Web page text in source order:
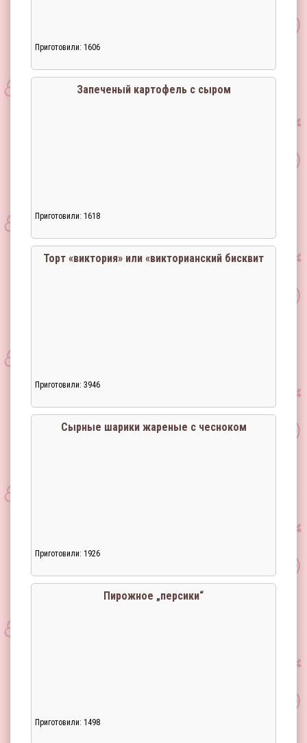
Приготовили: 1606
Запеченый картофель с сыром
Приготовили: 1618
Торт «виктория» или «викторианский бисквит
Приготовили: 3946
Сырные шарики жареные с чесноком
Приготовили: 1926
Пирожное „персики“
Приготовили: 1498